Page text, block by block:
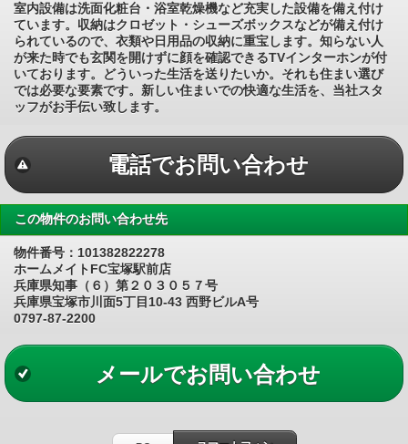
室内設備は洗面化粧台・浴室乾燥機など充実した設備を備え付け
ています。収納はクロゼット・シューズボックスなどが備え付け
られているので、衣類や日用品の収納に重宝します。知らない人
が来た時でも玄関を開けずに顔を確認できるTVインターホンが付
いております。どういった生活を送りたいか。それも住まい選び
では必要な要素です。新しい住まいでの快適な生活を、当社スタ
ッフがお手伝い致します。
電話でお問い合わせ
この物件のお問い合わせ先
物件番号：101382822278
ホームメイトFC宝塚駅前店
兵庫県知事（６）第２０３０５７号
兵庫県宝塚市川面5丁目10-43 西野ビルA号
0797-87-2200
メールでお問い合わせ